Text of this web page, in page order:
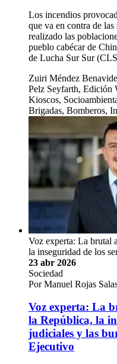
Los incendios
que va en contra de
realizado las
pueblo cabécar de
de Lucha Sur Sur
Zuiri Méndez
Pelz Seyfarth, Edición
Kioscos,
Brigadas, Bomberos,
Voz experta: La brutal
la inseguridad de los
23 abr 2026
Sociedad
Por Manuel Rojas
Voz experta: La
la República, la
judiciales y las
Ejecutivo